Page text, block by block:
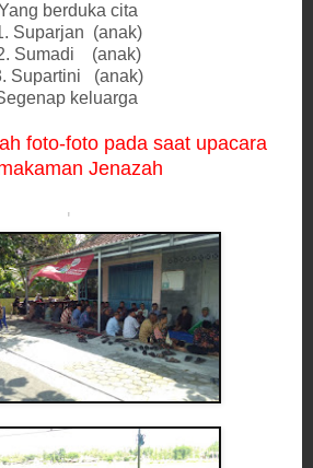
berduka cita
Suparjan (anak)
Sumadi (anak)
Supartini (anak)
keluarga
foto-foto pada saat upacara
Jenazah
'